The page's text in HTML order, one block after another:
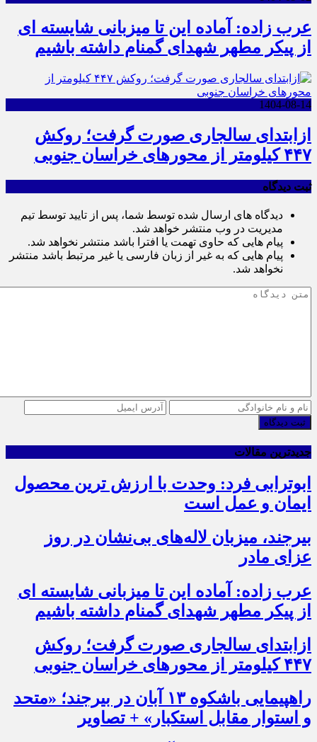
عرب زاده: آماده این تا میزبانی شایسته ای
از پیکر مطهر شهدای گمنام داشته باشیم
1404-08-14
ازابتدای سالجاری صورت گرفت؛ روکش
۴۴۷ کیلومتر از محورهای خراسان جنوبی
ثبت دیدگاه
دیدگاه های ارسال شده توسط شما، پس از تایید توسط تیم
مدیریت در وب منتشر خواهد شد.
پیام هایی که حاوی تهمت یا افترا باشد منتشر نخواهد شد.
پیام هایی که به غیر از زبان فارسی یا غیر مرتبط باشد منتشر
نخواهد شد.
ثبت دیدگاه
جدیدترین مقالات
ابوترابی فرد: وحدت با ارزش ترین محصول
ایمان و عمل است
بیرجند، میزبان لاله‌های بی‌نشان در روز
عزای مادر
عرب زاده: آماده این تا میزبانی شایسته ای
از پیکر مطهر شهدای گمنام داشته باشیم
ازابتدای سالجاری صورت گرفت؛ روکش
۴۴۷ کیلومتر از محورهای خراسان جنوبی
راهپیمایی باشکوه ۱۳ آبان در بیرجند؛ «متحد
و استوار مقابل استکبار» + تصاویر